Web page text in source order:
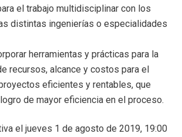
el trabajo multidisciplinar con los
distintas ingenierías o especialidades
herramientas y prácticas para la
recursos, alcance y costos para el
eficientes y rentables, que
de mayor eficiencia en el proceso.
el jueves 1 de agosto de 2019, 19:00